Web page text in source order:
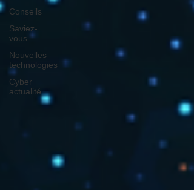
Conseils
Saviez-
vous
Nouvelles
technologies
Cyber
actualité